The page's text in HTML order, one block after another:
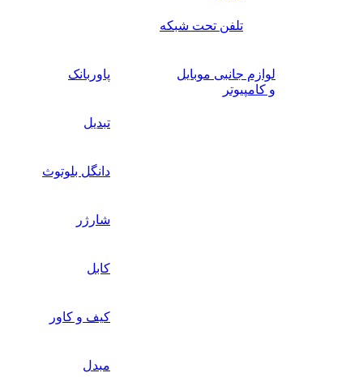
تلفن تحت شبکه
لوازم جانبی موبایل
و کامپیوتر
پاوربانک
تبدیل
دانگل بلوتوث
شارژر
کابل
کیف و کاور
مبدل